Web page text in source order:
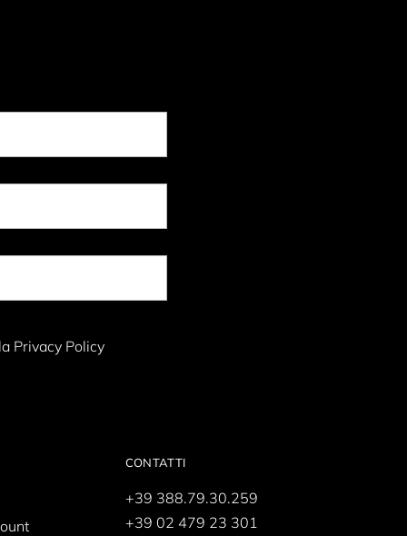
Privacy Policy
CONTATTI
+39 388.79.30.259
+39 02 479 23 301